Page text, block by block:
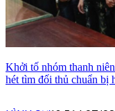
Khởi tố nhóm thanh
hét tìm đối thủ chuẩn bị